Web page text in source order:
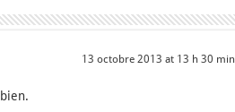
13 octobre 2013 at 13 h 30 min